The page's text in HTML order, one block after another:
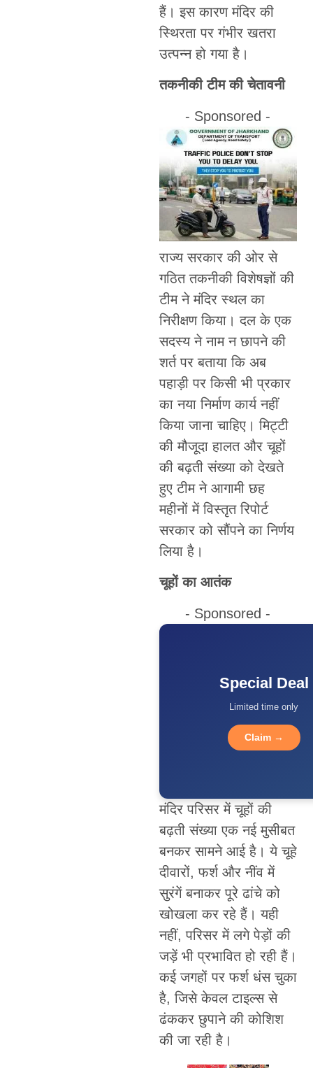
हैं। इस कारण मंदिर की
स्थिरता पर गंभीर खतरा
उत्पन्न हो गया है।
तकनीकी टीम की चेतावनी
- Sponsored -
राज्य सरकार की ओर से
गठित तकनीकी विशेषज्ञों की
टीम ने मंदिर स्थल का
निरीक्षण किया। दल के एक
सदस्य ने नाम न छापने की
शर्त पर बताया कि अब
पहाड़ी पर किसी भी प्रकार
का नया निर्माण कार्य नहीं
किया जाना चाहिए। मिट्टी
की मौजूदा हालत और चूहों
की बढ़ती संख्या को देखते
हुए टीम ने आगामी छह
महीनों में विस्तृत रिपोर्ट
सरकार को सौंपने का निर्णय
लिया है।
चूहों का आतंक
- Sponsored -
Special Deal
Limited time only
Claim →
मंदिर परिसर में चूहों की
बढ़ती संख्या एक नई मुसीबत
बनकर सामने आई है। ये चूहे
दीवारों, फर्श और नींव में
सुरंगें बनाकर पूरे ढांचे को
खोखला कर रहे हैं। यही
नहीं, परिसर में लगे पेड़ों की
जड़ें भी प्रभावित हो रही हैं।
कई जगहों पर फर्श धंस चुका
है, जिसे केवल टाइल्स से
ढंककर छुपाने की कोशिश
की जा रही है।